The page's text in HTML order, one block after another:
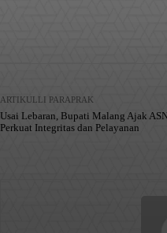
ARTIKULLI PARAPRAK
Usai Lebaran, Bupati Malang Ajak
Perkuat Integritas dan Pelayanan